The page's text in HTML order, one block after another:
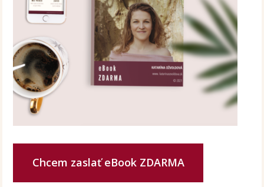
Chcem zaslať eBook ZDARMA